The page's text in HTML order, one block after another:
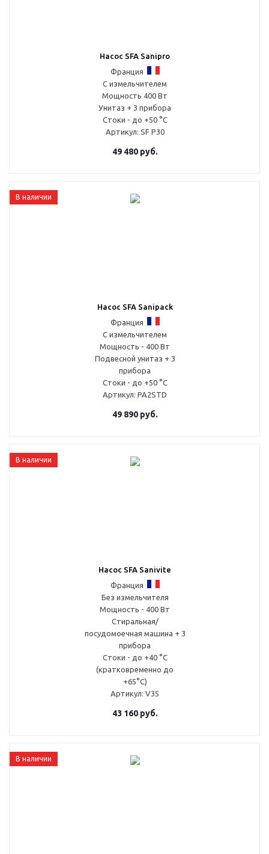
Насос SFA Sanipro
Франция
С измельчителем
Мощность 400 Вт
Унитаз + 3 прибора
Стоки - до +50 °С
Артикул: SF P30
49 480руб.
В наличии
Насос SFA Sanipack
Франция
С измельчителем
Мощность - 400 Вт
Подвесной унитаз + 3
прибора
Стоки - до +50 °С
Артикул: PA2STD
49 890руб.
В наличии
Насос SFA Sanivite
Франция
Без измельчителя
Мощность - 400 Вт
Стиральная/
посудомоечная машина + 3
прибора
Стоки - до +40 °С
(кратковременно до
+65°С)
Артикул: V35
43 160руб.
В наличии